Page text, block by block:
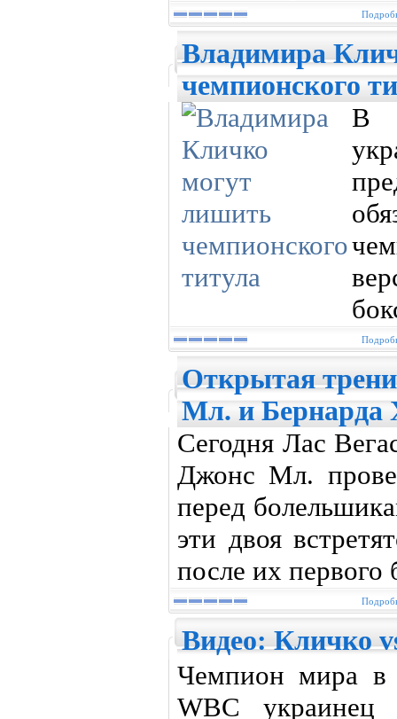
Владимира
чемпионского
В
Открытая
Мл. и Бернарда
Сегодня Лас
Джонс Мл.
перед
эти двоя
после их первого
Видео: Кличко
Чемпион мира в
WBC